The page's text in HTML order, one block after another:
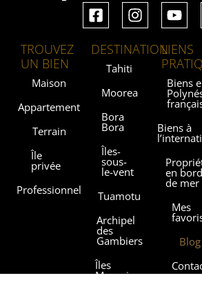
TROUVEZ
UN BIEN
Maison
Appartement
Terrain
Île
privée
Professionnel
DESTINATION
Tahiti
Moorea
Bora
Bora
Îles-
sous-
le-vent
Tuamotu
Archipel
des
Gambiers
Îles
Marquises
LIENS
Biens
Biens à
en bord
de mer
Mes
Blog